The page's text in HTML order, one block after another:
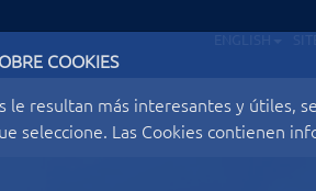
COOKIES
le resultan más interesantes y útiles,
seleccione. Las Cookies contienen